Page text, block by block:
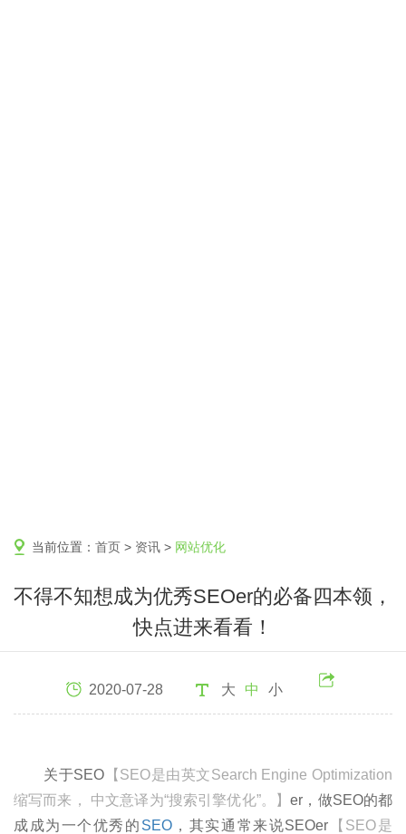
当前位置： 首页 > 资讯 > 网站优化
不得不知想成为优秀SEOer的必备四本领，
快点进来看看！
2020-07-28 大 中 小
关于SEO 【SEO是由英文Search Engine Optimization
缩写而来， 中文意译为“搜索引擎优化”。】er，做SEO的都
成成为一个优秀的 SEO，其实通常来说SEOer 【SEO是